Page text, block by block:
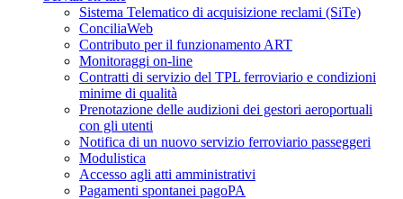
Sistema Telematico di acquisizione reclami (SiTe)
ConciliaWeb
Contributo per il funzionamento ART
Monitoraggi on-line
Contratti di servizio del TPL ferroviario e condizioni
minime di qualità
Prenotazione delle audizioni dei gestori aeroportuali
con gli utenti
Notifica di un nuovo servizio ferroviario passeggeri
Modulistica
Accesso agli atti amministrativi
Pagamenti spontanei pagoPA